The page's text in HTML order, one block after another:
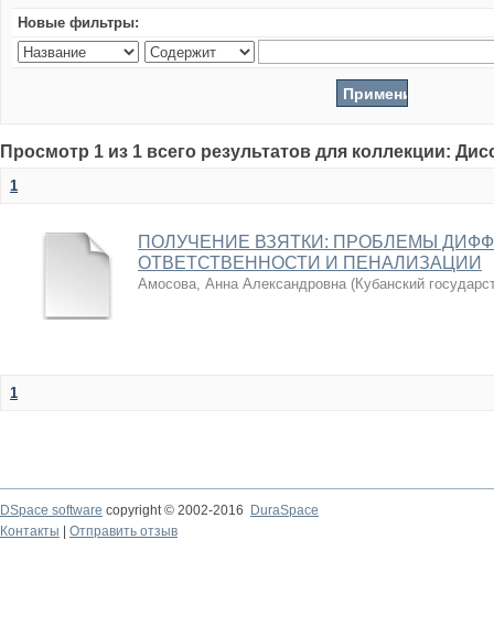
Новые фильтры:
Просмотр 1 из 1 всего результатов для коллекции:
1
ПОЛУЧЕНИЕ ВЗЯТКИ: ПРОБЛЕМЫ
ОТВЕТСТВЕННОСТИ И ПЕНАЛИЗАЦИИ
Амосова, Анна Александровна (Кубанский
1
DSpace software copyright © 2002-2016
DuraSpace
Контакты
Отправить отзыв